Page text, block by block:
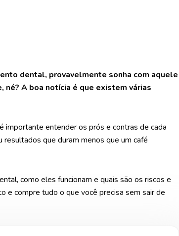
dental, provavelmente sonha com aquele
A boa notícia é que existem várias
importante entender os prós e contras de cada
que duram menos que um café
como eles funcionam e quais são os riscos e
e compre tudo o que você precisa sem sair de